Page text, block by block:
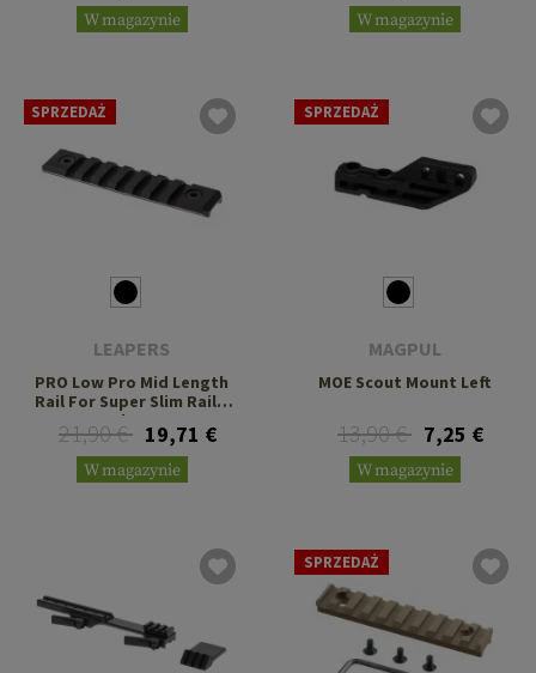
W magazynie W magazynie
SPRZEDAŻ
LEAPERS
PRO Low Pro Mid Length
Rail For Super Slim Rail 7
Slots
21,90 € 19,71 €
W magazynie
SPRZEDAŻ
MAGPUL
MOE Scout Mount Left
13,90 € 7,25 €
W magazynie
SPRZEDAŻ